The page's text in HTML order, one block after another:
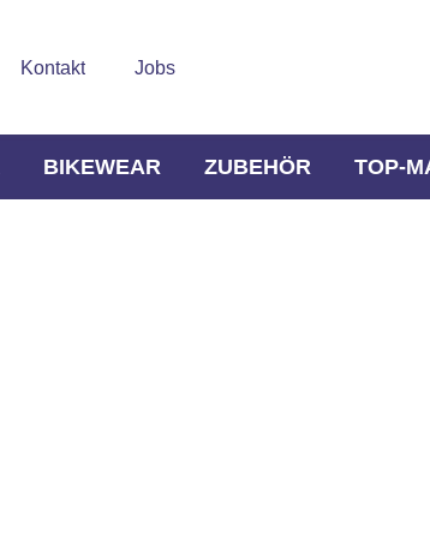
Kontakt Jobs
BIKEWEAR ZUBEHÖR TOP-